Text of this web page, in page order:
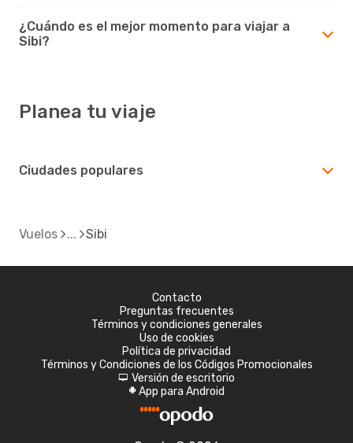
¿Cuándo es el mejor momento para viajar a
Sibi?
Planea tu viaje
Ciudades populares
Vuelos Sibi
Contacto
Preguntas frecuentes
Términos y condiciones generales
Uso de cookies
Política de privacidad
Términos y Condiciones de los Códigos Promocionales
d Versión de escritorio
A App para Android